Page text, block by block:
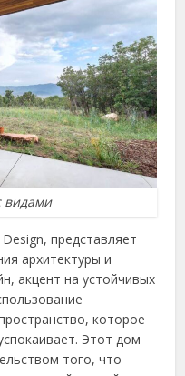
видами
представляет
архитектуры и
акцент на устойчивых
которое
Этот дом
того, что